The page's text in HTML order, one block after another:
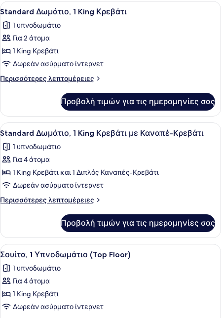
Προβολή
όλων
των
φωτογραφιών
για
Standard
Δωμάτιο,
1
Κρεβάτι
Ένα δωμάτιο ξενοδοχείου με ένα
7
Standard Δωμάτιο, 1 King Κρεβάτι
1 υπνοδωμάτιο
Για 2 άτομα
1 King Κρεβάτι
Δωρεάν ασύρματο ίντερνετ
Περισσότερες λεπτομέρειες
Περισσότερες
Δωμάτιο,
King
Προβολή τιμών για τις ημερομηνίες σας
Προβολή
όλων
των
φωτογραφιών
για
Standard
Δωμάτιο,
1
Κρεβάτι
με
Καναπέ-
Κρεβάτι
Ένα δωμάτιο ξενοδοχείου με ένα
7
Standard Δωμάτιο, 1 King Κρεβάτι με Καναπέ-Κρεβάτι
1 υπνοδωμάτιο
Για 4 άτομα
1 King Κρεβάτι και 1 Διπλός Καναπές-Κρεβάτι
Δωρεάν ασύρματο ίντερνετ
Περισσότερες λεπτομέρειες
Περισσότερες
Δωμάτιο,
King
με
Καναπέ-
Προβολή τιμών για τις ημερομηνίες σας
Προβολή
όλων
των
φωτογραφιών
για
Σουίτα,
Ένα δωμάτιο ξενοδοχείου με ένα
4
Σουίτα, 1 Υπνοδωμάτιο (Top Floor)
1 υπνοδωμάτιο
Για 4 άτομα
1 King Κρεβάτι
Δωρεάν ασύρματο ίντερνετ